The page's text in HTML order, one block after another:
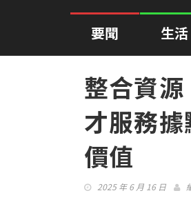
要聞 生活
整合資
才服務
價值
2025 年 6 月 16 日